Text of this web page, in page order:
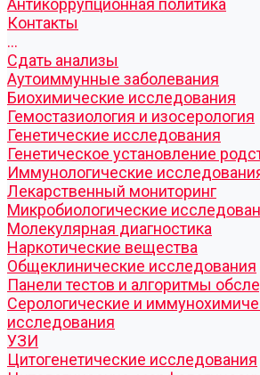
Антикоррупционная политика
Контакты
...
Cдать анализы
Аутоиммунные заболевания
Биохимические исследования
Гемостазиология и изосерология
Генетические исследования
Генетическое установление
Иммунологические
Лекарственный мониторинг
Микробиологические
Молекулярная диагностика
Наркотические вещества
Общеклинические исследования
Панели тестов и алгоритмы
Серологические и
исследования
УЗИ
Цитогенетические исследования